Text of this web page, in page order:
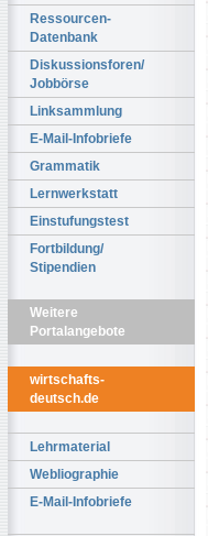
Ressourcen-
Datenbank
Diskussionsforen/
Jobbörse
Linksammlung
E-Mail-Infobriefe
Grammatik
Lernwerkstatt
Einstufungstest
Fortbildung/
Stipendien
Weitere
Portalangebote
wirtschafts-
deutsch.de
Lehrmaterial
Webliographie
E-Mail-Infobriefe